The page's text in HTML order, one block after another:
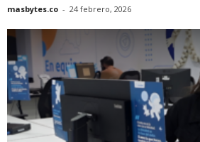
masbytes.co - 24 febrero, 2026